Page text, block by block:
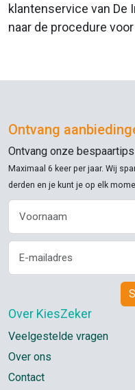
klantenservice van De
naar de procedure
Ontvang
Ontvang onze
Maximaal 6 keer per jaar. Wij
derden en je kunt je op elk
Over KiesZeker
Veelgestelde vragen
Over ons
Contact